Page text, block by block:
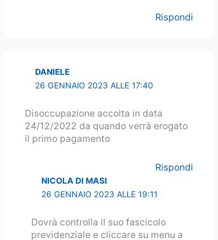
Rispondi
DANIELE
26 GENNAIO 2023 ALLE 17:40
Disoccupazione accolta in data
24/12/2022 da quando verrà erogato
il primo pagamento
Rispondi
NICOLA DI MASI
26 GENNAIO 2023 ALLE 19:11
Dovrà controlla il suo fascicolo
previdenziale e cliccare su menu a